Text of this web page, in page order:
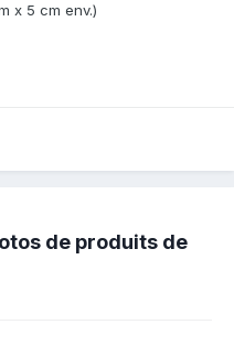
x 5 cm env.)
de produits de